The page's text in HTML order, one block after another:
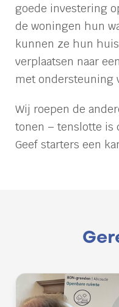
goede investering
de woningen hun
kunnen ze hun
verplaatsen naar
met ondersteuning
Wij roepen de
tonen – tenslotte is
Geef starters een